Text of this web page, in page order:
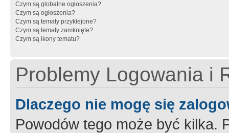
Czym są globalne ogłoszenia?
Czym są ogłoszenia?
Czym są tematy przyklejone?
Czym są tematy zamknięte?
Czym są ikony tematu?
Problemy Logowania i
Dlaczego nie mogę się
Powodów tego może być kilka.